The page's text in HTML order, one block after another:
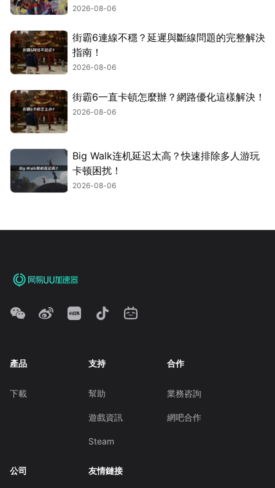
2026-08-06
街霸6連線不穩？延遲與斷線問題的完整解決
指南！
2026-08-06
街霸6一直卡頓怎麼辦？網路優化這樣解決！
2026-08-06
Big Walk连机延迟太高？快速排除多人游玩
卡顿困扰！
2026-08-06
產品
下載
支持
幫助
遊戲資訊
Steam
合作
業務咨詢
網吧合作
公司 友情鏈接